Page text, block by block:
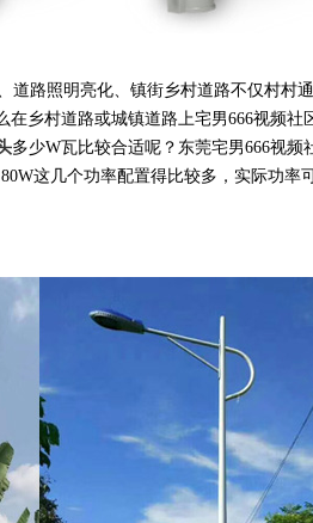
路照明亮化、镇街乡村道路不仅村村
乡村道路或城镇道路上宅男666视频社
多少W瓦比较合适呢？东莞宅男666视频
这几个功率配置得比较多，实际功率